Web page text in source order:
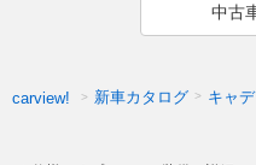
中古
carview! 新車カタログ キャ